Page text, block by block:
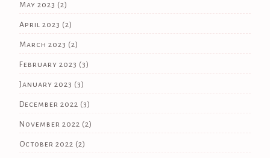
May 2023 (2)
April 2023 (2)
March 2023 (2)
February 2023 (3)
January 2023 (3)
December 2022 (3)
November 2022 (2)
October 2022 (2)